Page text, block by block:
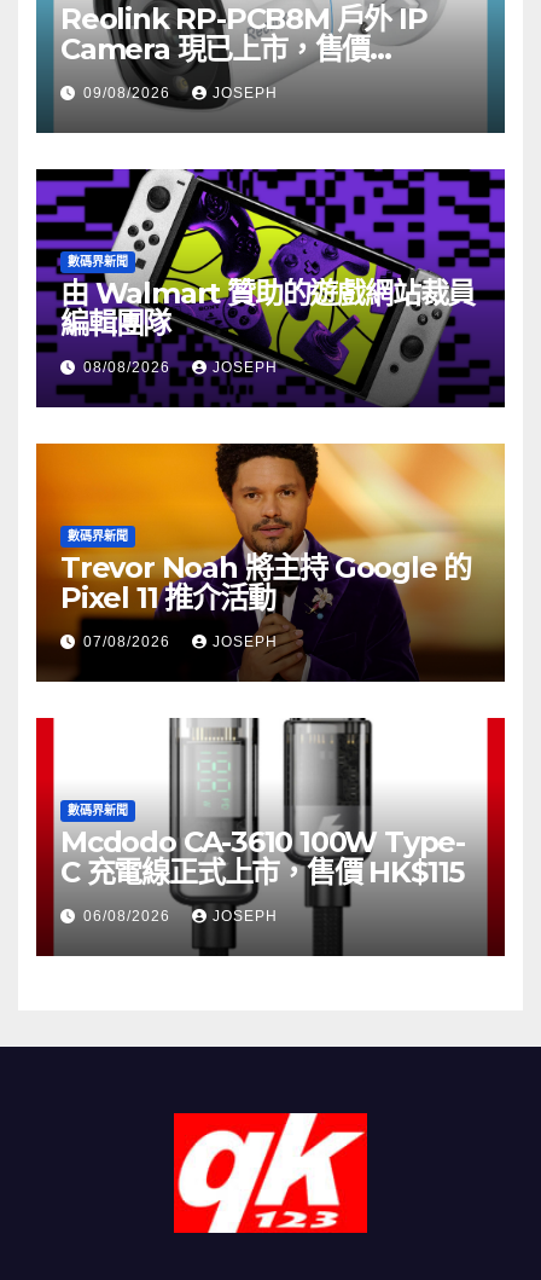
Reolink RP-PCB8M 戶外 IP
Camera 現已上市，售價
HK$722
09/08/2026 JOSEPH
數碼界新聞
由 Walmart 贊助的遊戲網站裁員
編輯團隊
08/08/2026 JOSEPH
數碼界新聞
Trevor Noah 將主持 Google 的
Pixel 11 推介活動
07/08/2026 JOSEPH
數碼界新聞
Mcdodo CA-3610 100W Type-
C 充電線正式上市，售價 HK$115
06/08/2026 JOSEPH